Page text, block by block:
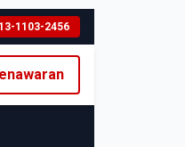
1103-2456